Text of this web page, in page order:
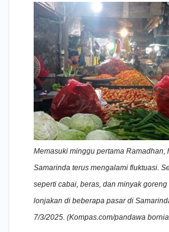
Memasuki minggu pertama Ramadhan,
Samarinda terus mengalami fluktuasi.
seperti cabai, beras, dan minyak
lonjakan di beberapa pasar di
7/3/2025. (Kompas.com/pandawa